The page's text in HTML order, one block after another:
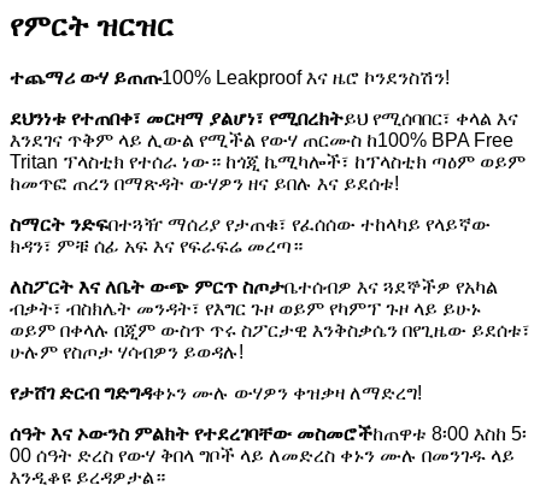
የምርት ዝርዝር
ተጨማሪ ውሃ ይጠጡ100% Leakproof እና ዜሮ ኮንደንስሽን!
ደህንነቱ የተጠበቀ፣ መርዛማ ያልሆነ፣ የሚበረክትይህ የሚሰባበር፣ ቀላል እና
እንደገና ጥቅም ላይ ሊውል የሚችል የውሃ ጠርሙስ ከ100% BPA Free
Tritan ፕላስቲክ የተሰራ ነው። ከጎጂ ኬሚካሎች፣ ከፕላስቲክ ጣዕም ወይም
ከመጥፎ ጠረን በማጽዳት ውሃዎን ዘና ይበሉ እና ይደሰቱ!
ስማርት ንድፍበተጓዥ ማሰሪያ የታጠቁ፣ የፈሰሰው ተከላካይ የላይኛው
ክዳን፣ ምቹ ሰፊ አፍ እና የፍራፍሬ መረጣ።
ለስፖርት እና ለቤት ውጭ ምርጥ ስጦታቤተሰብዎ እና ጓደኞችዎ የአካል
ብቃት፣ ብስክሌት መንዳት፣ የእግር ጉዞ ወይም የካምፕ ጉዞ ላይ ይሁኑ
ወይም በቀላሉ በጂም ውስጥ ጥሩ ስፖርታዊ እንቅስቃሴን በየጊዜው ይደሰቱ፣
ሁሉም የስጦታ ሃሳብዎን ይወዳሉ!
የታሸገ ድርብ ግድግዳቀኑን ሙሉ ውሃዎን ቀዝቃዛ ለማድረግ!
ሰዓት እና ኦውንስ ምልክት የተደረገባቸው መስመሮችከጠዋቱ 8፡00 እስከ 5፡
00 ሰዓት ድረስ የውሃ ቅበላ ግቦች ላይ ለመድረስ ቀኑን ሙሉ በመንገዱ ላይ
እንዲቆዩ ይረዳዎታል።